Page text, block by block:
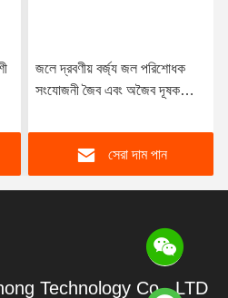
জলে দ্রবণীয় বর্জ্য জল পরিশোধক
সংযোজনী জৈব এবং অজৈব দূষক
পয়ঃনিষ্কাশন শোধন রাসায়নিক
সেরা দাম পান
Technology Co., LTD